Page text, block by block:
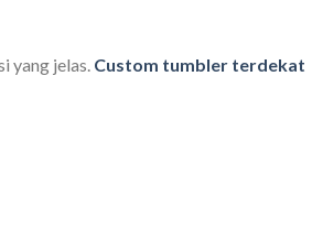
yang jelas. Custom tumbler terdekat